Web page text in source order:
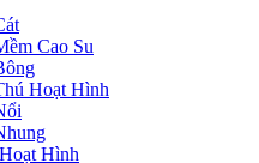
Cao Su
Hoạt Hình
Hình